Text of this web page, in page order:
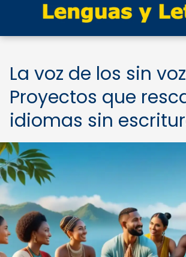
La voz de los sin
Proyectos que
idiomas sin